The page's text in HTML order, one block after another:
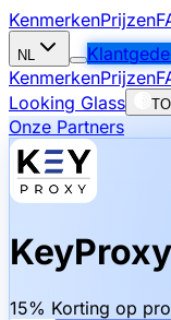
KenmerkenPrijzen
NL
KenmerkenPrijzen
Looking Glass
Onze Partners
KeyProxy
15% Korting op